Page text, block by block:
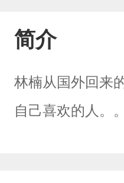
简介
林楠从国外回来
自己喜欢的人。。